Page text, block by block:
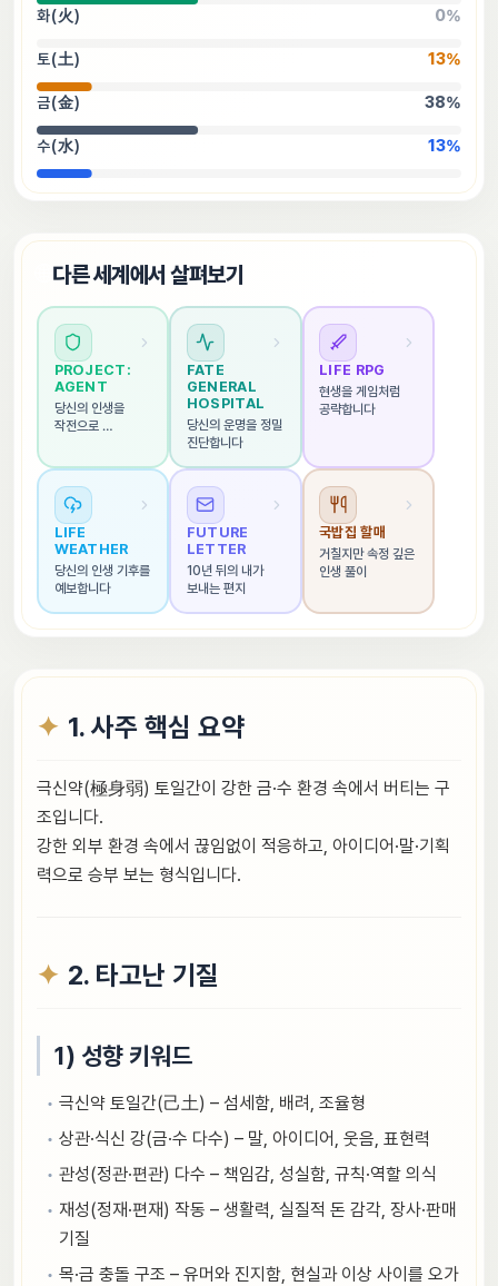
화(火) 0%
토(土) 13%
금(金) 38%
수(水) 13%
다른 세계에서 살펴보기
PROJECT:
AGENT
당신의 인생을
작전으로
FATE
GENERAL
HOSPITAL
당신의 운명을 정밀
진단합니다
LIFE RPG
현생을 게임처럼
공략합니다
LIFE
WEATHER
당신의 인생 기후를
예보합니다
FUTURE
LETTER
10년 뒤의 내가
보내는 편지
국밥집 할매
거칠지만 속정 깊은
인생 풀이
1. 사주 핵심 요약
극신약(極身弱) 토일간이 강한 금·수 환경 속에서 버티는 구
조입니다.
강한 외부 환경 속에서 끊임없이 적응하고, 아이디어·말·기획
력으로 승부 보는 형식입니다.
2. 타고난 기질
1) 성향 키워드
극신약 토일간(己土) – 섬세함, 배려, 조율형
상관·식신 강(금·수 다수) – 말, 아이디어, 웃음, 표현력
관성(정관·편관) 다수 – 책임감, 성실함, 규칙·역할 의식
재성(정재·편재) 작동 – 생활력, 실질적 돈 감각, 장사·판매
기질
목·금 충돌 구조 – 유머와 진지함, 현실과 이상 사이를 오가